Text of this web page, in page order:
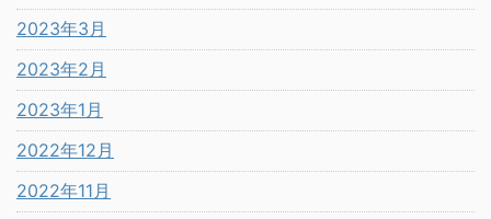
2023年3月
2023年2月
2023年1月
2022年12月
2022年11月